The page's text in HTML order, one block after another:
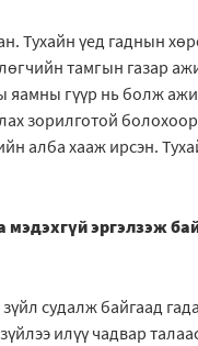
Тухайн үед гаднын
тамгын газар
гүүр нь болж
зорилготой
алба хааж ирсэн.
эргэлзэж
судалж байгаад
илүү чадвар